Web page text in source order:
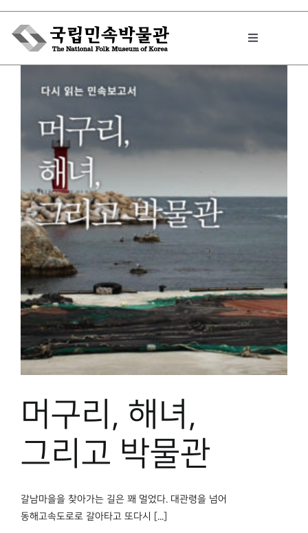
Skip
content
Toggle
박물관에서는
민속이야기
민속 인사이드
원문보기 PDF
박물관 홈페이지
머구리, 해녀,
그리고 박물관
갈남마을을 찾아가는 길은 꽤 멀었다. 대관령을 넘어
동해고속도로로 갈아타고 또다시 [...]